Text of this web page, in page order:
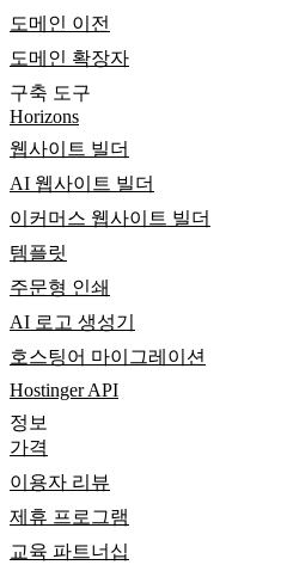
도메인 이전
도메인 확장자
구축 도구
Horizons
웹사이트 빌더
AI 웹사이트 빌더
이커머스 웹사이트 빌더
템플릿
주문형 인쇄
AI 로고 생성기
호스팅어 마이그레이션
Hostinger API
정보
가격
이용자 리뷰
제휴 프로그램
교육 파트너십